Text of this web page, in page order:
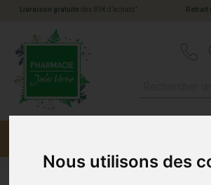
Nous utilisons des
Livraison gratuite dès 89€ d’achats * Retrait